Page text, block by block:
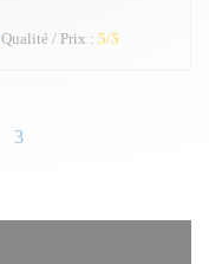
Qualité / Prix : 5/5
3